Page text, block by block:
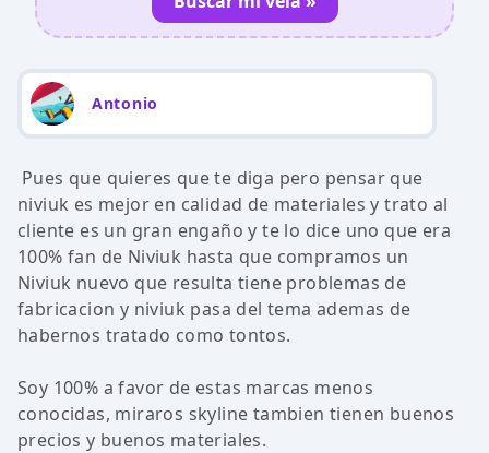
Antonio
Pues que quieres que te diga pero pensar que
niviuk es mejor en calidad de materiales y trato al
cliente es un gran engaño y te lo dice uno que era
100% fan de Niviuk hasta que compramos un
Niviuk nuevo que resulta tiene problemas de
fabricacion y niviuk pasa del tema ademas de
habernos tratado como tontos.
Soy 100% a favor de estas marcas menos
conocidas, miraros skyline tambien tienen buenos
precios y buenos materiales.